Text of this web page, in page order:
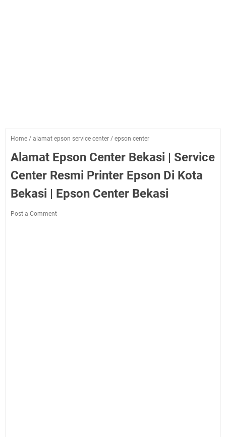
Home / alamat epson service center / epson center
Alamat Epson Center Bekasi | Service
Center Resmi Printer Epson Di Kota
Bekasi | Epson Center Bekasi
Post a Comment